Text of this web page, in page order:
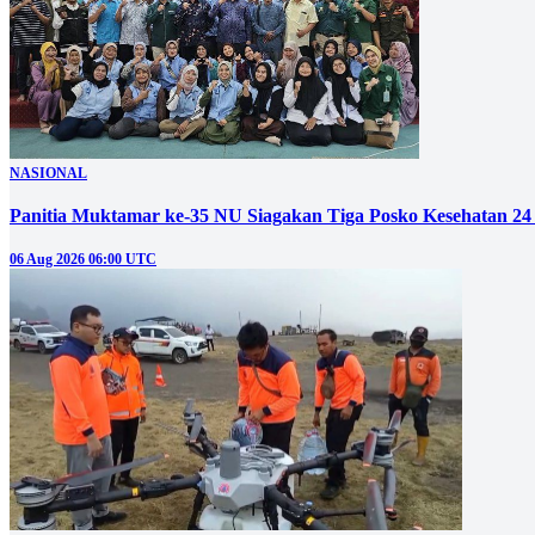
NASIONAL
Panitia Muktamar ke-35 NU Siagakan Tiga Posko Kesehatan 24
06 Aug 2026 06:00 UTC